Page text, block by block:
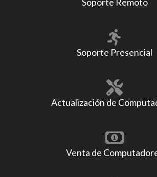
Soporte Remoto
Soporte Presencial
Actualización de
Venta de